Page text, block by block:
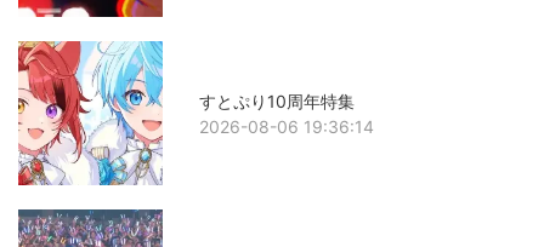
すとぷり10周年特集
2026-08-06 19:36:14